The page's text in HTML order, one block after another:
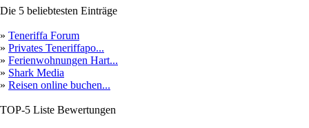
Die 5 beliebtesten Einträge
» Teneriffa Forum
» Privates Teneriffapo...
» Ferienwohnungen Hart...
» Shark Media
» Reisen online buchen...
TOP-5 Liste Bewertungen